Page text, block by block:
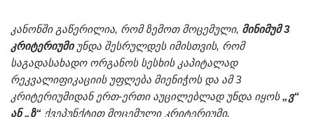
კანონში გაწერილია, რომ ზემოთ მოცემული, მინიმუმ 3
კრიტერიუმიუნდა შესრულდეს იმისთვის, რომ
საგადასახადო ორგანოს სესხის კაპიტალად
რეკვალიფიკაციის უფლება მიენიჭოს და ამ 3
კრიტერიუმიდან ერთ-ერთი აუცილებლად უნდა იყოს „ვ“
ან „ზ“ ქვეპუნქტით მოცემული კრიტერიუმი.